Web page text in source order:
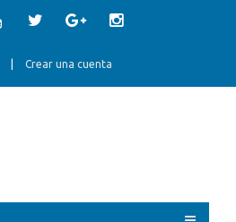
Crear una cuenta